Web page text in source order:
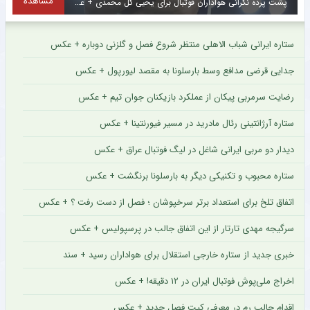
ستاره ایرانی شباب الاهلی منتظر شروع فصل و گلزنی دوباره + عکس
جدایی قرضی مدافع وسط بارسلونا به مقصد لیورپول + عکس
رضایت سرمربی پیکان از عملکرد بازیکنان جوان تیم + عکس
ستاره آرژانتینی رئال مادرید در مسیر فیورنتینا + عکس
دیدار دو مربی ایرانی شاغل در لیگ فوتبال عراق + عکس
ستاره محبوب و تکنیکی دیگر به بارسلونا برنگشت + عکس
اتفاق تلخ برای استعداد برتر سرخپوشان ؛ فصل از دست رفت ؟ + عکس
سرگیجه مهدی تارتار از این اتفاق جالب در پرسپولیس + عکس
خبری جدید از ستاره خارجی استقلال برای هواداران رسید + سند
اخراج ملی‌پوش فوتبال ایران در ۱۲ دقیقه! + عکس